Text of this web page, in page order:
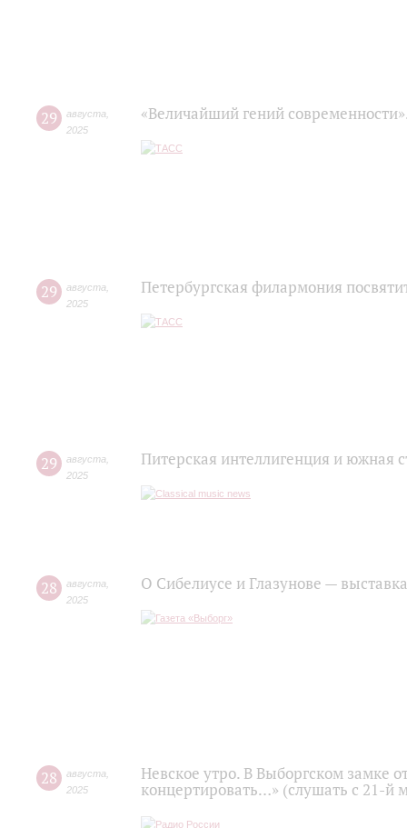
29 августа
2025
«Величайший гений
29 августа
2025
Петербургская филармония
29 августа
2025
Питерская интеллигенция и южная
28 августа
2025
О Сибелиусе и Глазунове —
28 августа
2025
Невское утро. В Выборгском замке
концертировать…» (слушать с 21-й